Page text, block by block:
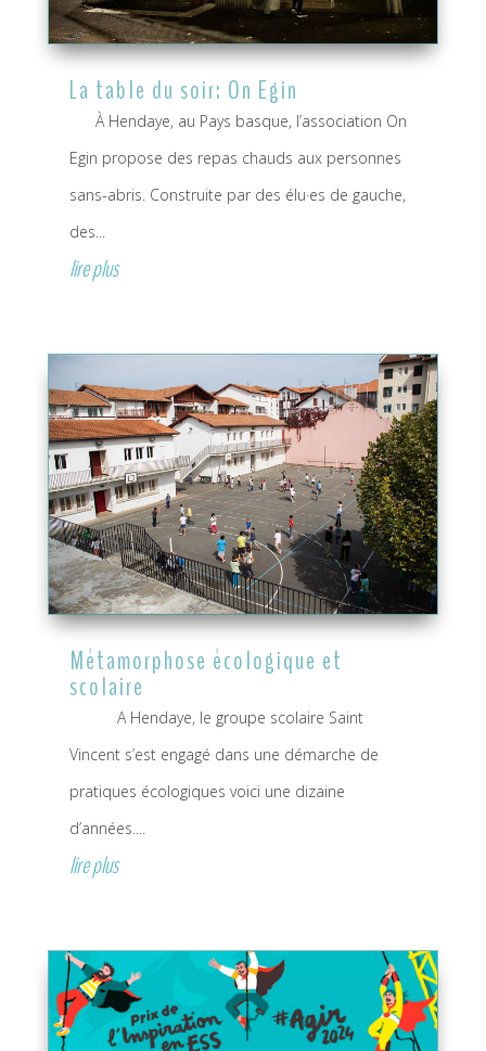
La table du soir: On Egin
À Hendaye, au Pays basque, l’association On
Egin propose des repas chauds aux personnes
sans-abris. Construite par des élu·es de gauche,
des...
lire plus
Métamorphose écologique et
scolaire
A Hendaye, le groupe scolaire Saint
Vincent s’est engagé dans une démarche de
pratiques écologiques voici une dizaine
d’années....
lire plus